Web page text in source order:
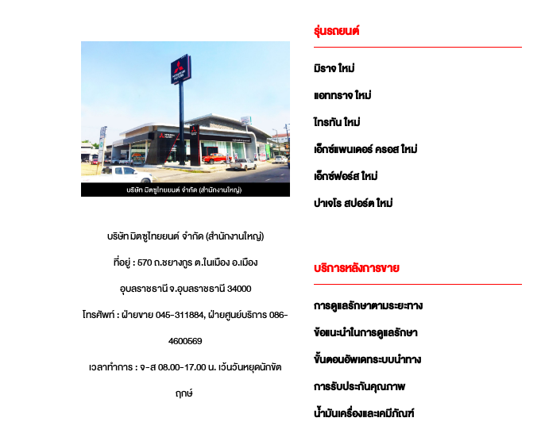
บริษัท มิตซูไทยยนต์ จำกัด (สำนักงานใหญ่)
ที่อยู่ : 570 ถ.ชยางกูร ต.ในเมือง อ.เมือง
อุบลราชธานี จ.อุบลราชธานี 34000
โทรศัพท์ : ฝ่ายขาย 045-311884, ฝ่ายศูนย์บริการ 086-
4600569
เวลาทำการ : จ-ส 08.00-17.00 น. เว้นวันหยุดนักขัต
ฤกษ์
รุ่นรถยนต์
มิราจ ใหม่
แอททราจ ใหม่
ไทรทัน ใหม่
เอ็กซ์แพนเดอร์ ครอส ใหม่
เอ็กซ์ฟอร์ส ใหม่
ปาเจโร สปอร์ต ใหม่
บริการหลังการขาย
การดูแลรักษาตามระยะทาง
ข้อแนะนำในการดูแลรักษา
ขั้นตอนอัพเดทระบบนำทาง
การรับประกันคุณภาพ
น้ำมันเครื่องและเคมีภัณฑ์